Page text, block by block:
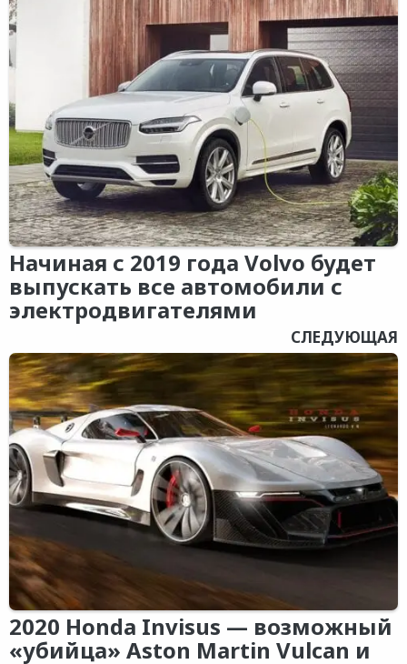
Начиная с 2019 года Volvo будет
выпускать все автомобили с
электродвигателями
СЛЕДУЮЩАЯ
2020 Honda Invisus — возможный
«убийца» Aston Martin Vulcan и